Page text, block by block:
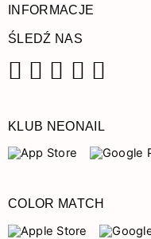
INFORMACJE
ŚLEDŹ NAS
KLUB NEONAIL
COLOR MATCH